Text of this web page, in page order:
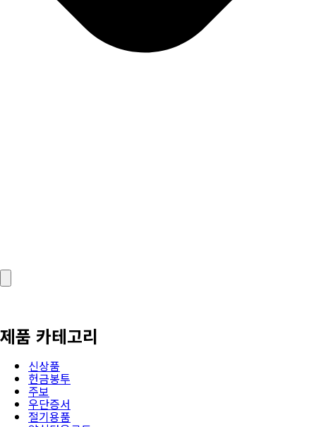
제품 카테고리
신상품
헌금봉투
주보
우단증서
절기용품